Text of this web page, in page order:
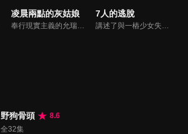
凌晨兩點的灰姑娘
奉行現實主義的允瑞得知完美男友柱元是「富三代」後，竟爽快收下柱元母親給予的紅包並狠飛男友！愛情至上的柱元為此發動挽救攻勢，這時藝術家成民卻闖進允瑞的生活，兩人因誤會而了解，關係漸漸親密，牽手的一幕更被柱元目睹，一場火花四濺的三角戀由此一觸即發！
7人的逃脫
講述了與一樁少女失蹤案相關的七名惡人為活下去而展開血腥生存競爭復仇的故事。因為一個少女的失蹤，而被牽連在一起的7個人相遇後，為了逃脫未知的威脅，他們展開了一場狠毒的逃脫記。其中夾雜的謊言與欲望，將充滿高度的反轉又反轉，並會掀起一場腥風血雨。
野狗骨頭
8.6
全32集